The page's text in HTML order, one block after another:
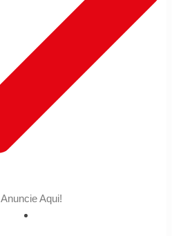
Anuncie Aqui!